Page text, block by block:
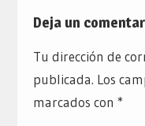
Deja un
Tu dirección de
publicada. Los
marcados con *